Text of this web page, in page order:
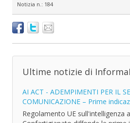
Notizia n.: 184
Ultime notizie di
AI ACT - ADEMPIMENTI PER IL
COMUNICAZIONE – Prime
Regolamento UE sull'intelligenza